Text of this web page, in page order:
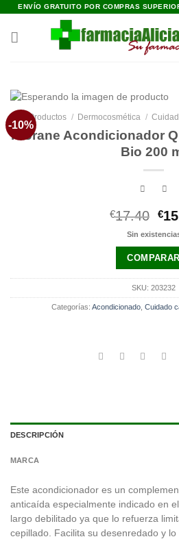
Saltar
contenido
ENVÍO GRATUITO POR COMPRAS
-10%
Productos / Dermocosmética /
Klorane Acondicionador
Bio 200
€17.40 El
era:
€
Sin
COMPARAR
SKU: 203232
Categorías: Acondicionado, Cuidado
DESCRIPCIÓN
MARCA
Este acondicionador es un
anticaída especialmente indicado en
largo debilitado ya que lo refuerza
cepillado. Facilita su desenredado y